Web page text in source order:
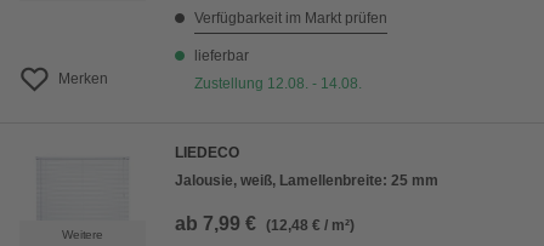
Merken
Verfügbarkeit im Markt prüfen
lieferbar
Zustellung 12.08. - 14.08.
Weitere
LIEDECO
Jalousie, weiß, Lamellenbreite: 25 mm
ab 7,99 € (12,48 € / m²)